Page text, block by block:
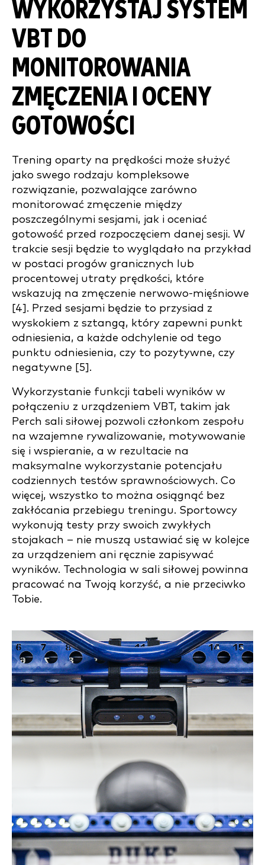
WYKORZYSTAJ SYSTEM
VBT DO
MONITOROWANIA
ZMĘCZENIA I OCENY
GOTOWOŚCI
Trening oparty na prędkości może służyć
jako swego rodzaju kompleksowe
rozwiązanie, pozwalające zarówno
monitorować zmęczenie między
poszczególnymi sesjami, jak i oceniać
gotowość przed rozpoczęciem danej sesji. W
trakcie sesji będzie to wyglądało na przykład
w postaci progów granicznych lub
procentowej utraty prędkości, które
wskazują na zmęczenie nerwowo-mięśniowe
[4]. Przed sesjami będzie to przysiad z
wyskokiem z sztangą, który zapewni punkt
odniesienia, a każde odchylenie od tego
punktu odniesienia, czy to pozytywne, czy
negatywne [5].
Wykorzystanie funkcji tabeli wyników w
połączeniu z urządzeniem VBT, takim jak
Perch sali siłowej pozwoli członkom zespołu
na wzajemne rywalizowanie, motywowanie
się i wspieranie, a w rezultacie na
maksymalne wykorzystanie potencjału
codziennych testów sprawnościowych. Co
więcej, wszystko to można osiągnąć bez
zakłócania przebiegu treningu. Sportowcy
wykonują testy przy swoich zwykłych
stojakach – nie muszą ustawiać się w kolejce
za urządzeniem ani ręcznie zapisywać
wyników. Technologia w sali siłowej powinna
pracować na Twoją korzyść, a nie przeciwko
Tobie.